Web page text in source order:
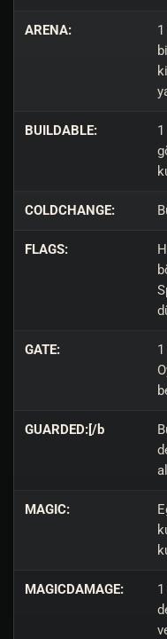
ARENA:
BUILDABLE:
COLDCHANGE:
FLAGS:
GATE:
GUARDED:[/b
MAGIC:
MAGICDAMAGE: